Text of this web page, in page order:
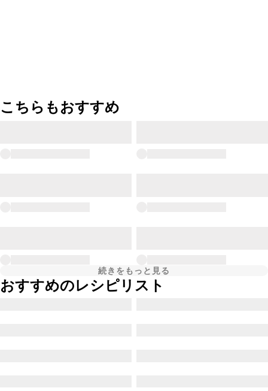
こちらもおすすめ
続きをもっと見る
おすすめのレシピリスト